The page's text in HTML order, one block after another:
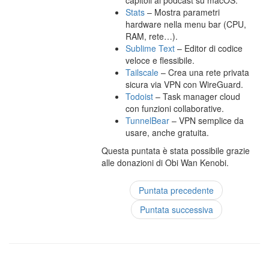
Stats – Mostra parametri
hardware nella menu bar (CPU,
RAM, rete…).
Sublime Text – Editor di codice
veloce e flessibile.
Tailscale – Crea una rete privata
sicura via VPN con WireGuard.
Todoist – Task manager cloud
con funzioni collaborative.
TunnelBear – VPN semplice da
usare, anche gratuita.
Questa puntata è stata possibile grazie
alle donazioni di Obi Wan Kenobi.
Puntata precedente
Puntata successiva